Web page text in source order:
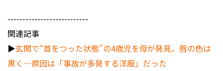
---------------------------
関連記事
▶︎玄関で“首をつった状態”の4歳児を母が発見。唇の色は
黒く…原因は「事故が多発する洋服」だった